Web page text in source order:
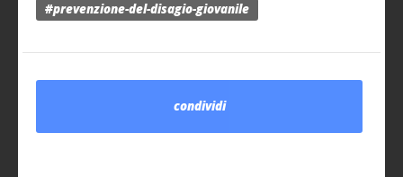
#prevenzione-del-disagio-giovanile
condividi